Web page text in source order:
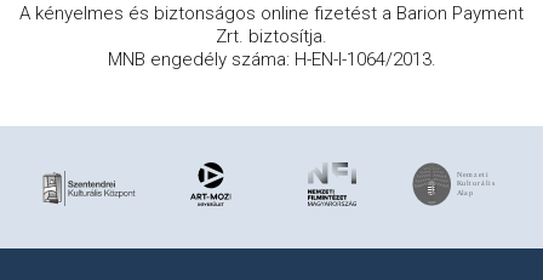
A kényelmes és biztonságos online fizetést a Barion Payment
Zrt. biztosítja.
MNB engedély száma: H-EN-I-1064/2013.